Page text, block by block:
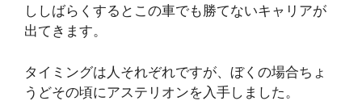
ししばらくするとこの車でも勝てないキャリアが
出てきます。
タイミングは人それぞれですが、ぼくの場合ちょ
うどその頃にアステリオンを入手しました。